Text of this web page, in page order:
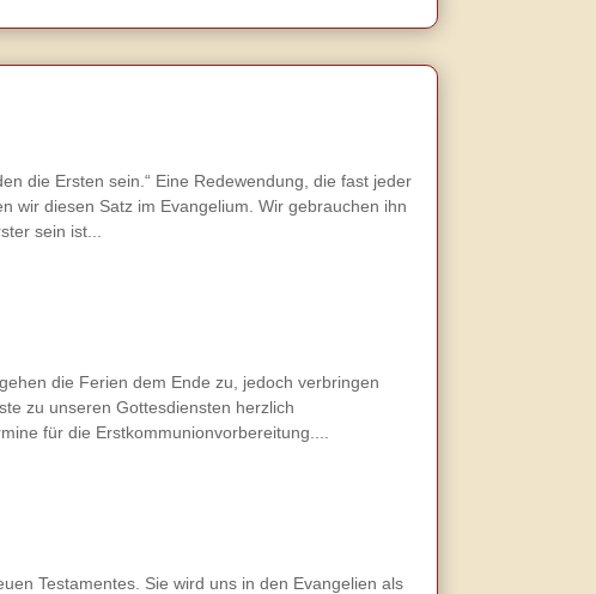
die Ersten sein.“ Eine Redewendung, die fast jeder
wir diesen Satz im Evangelium. Wir gebrauchen ihn
sein ist...
die Ferien dem Ende zu, jedoch verbringen
zu unseren Gottesdiensten herzlich
für die Erstkommunionvorbereitung....
Testamentes. Sie wird uns in den Evangelien als